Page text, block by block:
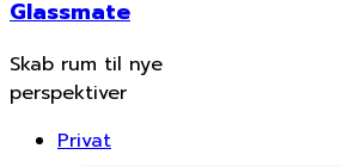
Glassmate
Skab rum til nye
perspektiver
Privat